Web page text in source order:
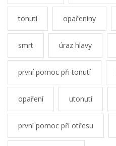
tonutí opařeniny
smrt úraz hlavy
první pomoc při tonutí
opaření utonutí
první pomoc při otřesu